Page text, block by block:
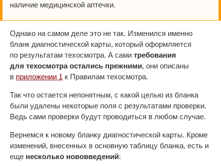
наличие медицинской аптечки.
Однако на самом деле это не так. Изменился именно
бланк диагностической карты, который оформляется
по результатам техосмотра. А сами требования
для техосмотра остались прежними, они описаны
в приложении 1 к Правилам техосмотра.
Так что остается непонятным, с какой целью из бланка
были удалены некоторые поля с результатами проверки.
Ведь сами проверки будут проводиться в любом случае.
Вернемся к новому бланку диагностической карты. Кроме
изменений, внесенных в основную таблицу бланка, есть и
еще несколько нововведений: